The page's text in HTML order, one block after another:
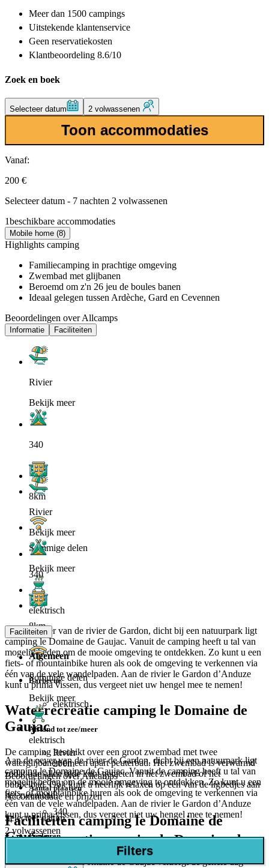
Meer dan 1500 campings
Uitstekende klantenservice
Geen reservatiekosten
Klantbeoordeling 8.6/10
Zoek en boek
Selecteer datum 2 volwassenen
Toon accommodaties
Vanaf:
200 €
Selecteer datum - 7 nachten 2 volwassenen
1beschikbare accommodaties
Mobile home (8)
Highlights camping
Familiecamping in prachtige omgeving
Zwembad met glijbanen
Beroemd om z'n 26 jeu de boules banen
Ideaal gelegen tussen Ardèche, Gard en Cevennen
Beoordelingen over Allcamps
Informatie Faciliteiten
Rivier
Bekijk meer
340
8km
Sommige delen
Bekijk meer
elektrisch
Aan de oever van de rivier de Gardon, dicht bij een natuurpark ligt
camping le Domaine de Gaujac. Vanuit de camping heeft u tal van
mogelijkheden om de mooie omgeving te ontdekken. Zo kunt u een
fiets- of mountainbike huren als ook de omgeving te verkennen via
één van de vele wandelpaden. Aan de rivier le Gardon d’Anduze
kunt u prima vissen, dus vergeet niet uw hengel mee te nemen!
Waterrecreatie camping le Domaine de
Gaujac
De camping beschikt over een groot zwembad met twee
waterglijbanen en een apart peuterbad. Het zwembad is verwarmd
zodat u te allen tijde kunt genieten in het zwembad of het
bubbelbad. Ook kunt u heerlijk relaxen op één van de ligbedjes aan
het zwembad.
Faciliteiten camping le Domaine de
Gaujac
De miniclub van le Domaine de Gaujac verzorgt de gehele dag
Rivier
Bekijk meer
340
8km
Sommige delen
Bekijk meer
elektrisch
Aan de oever van de rivier de Gardon, dicht bij een natuurpark ligt
camping le Domaine de Gaujac. Vanuit de camping heeft u tal van
mogelijkheden om de mooie omgeving te ontdekken. Zo kunt u een
fiets- of mountainbike huren als ook de omgeving te verkennen via
één van de vele wandelpaden. Aan de rivier le Gardon d’Anduze
kunt u prima vissen, dus vergeet niet uw hengel mee te nemen!
Waterrecreatie camping le Domaine de
Faciliteiten
Algemeen
Barbecue
elektrisch
Afstand tot zee/meer
Rivier
200m
Aantal plaatsen
340
Parkeren
Beoordelingen over Allcamps
Accommodatie en prijzen
Selecteer datum
2 volwassenen
Filters